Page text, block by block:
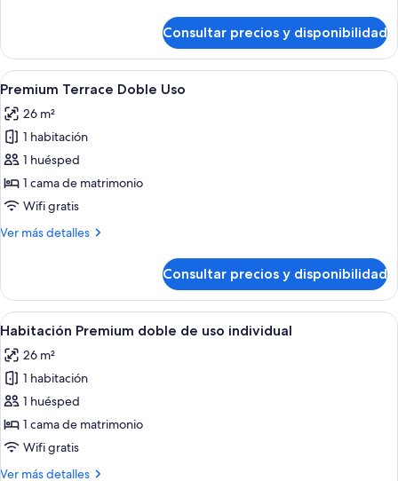
superior
Consultar precios y disponibilidad
Abrir
todas
las
fotos
de
Premium
Terrace
Uso
Ropa de cama de alta calidad,
5
Premium Terrace Doble Uso
26 m²
1 habitación
1 huésped
1 cama de matrimonio
Wifi gratis
Ver más detalles
Más
Terrace
Doble
Uso
Consultar precios y disponibilidad
Abrir
todas
las
fotos
de
Habitación
Premium
Ropa de cama de alta calidad,
4
Habitación Premium doble de uso individual
26 m²
1 habitación
1 huésped
1 cama de matrimonio
Wifi gratis
Ver más detalles
Más